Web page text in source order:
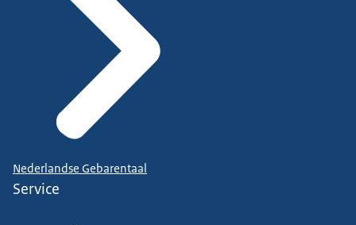
Nederlandse Gebarentaal
Service